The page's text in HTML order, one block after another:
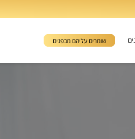
שומרים עליהם מבפנים